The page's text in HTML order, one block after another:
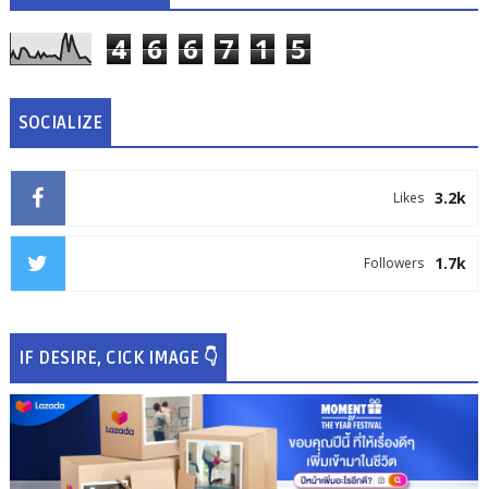
4 6 6 7 1 5
SOCIALIZE
3.2k
Likes
1.7k
Followers
IF DESIRE, CICK IMAGE 👇